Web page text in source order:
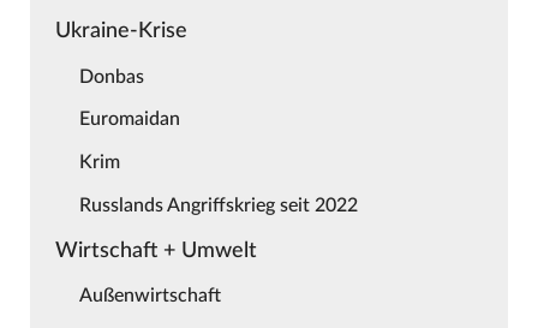
Ukraine-Krise
Donbas
Euromaidan
Krim
Russlands Angriffskrieg seit 2022
Wirtschaft + Umwelt
Außenwirtschaft